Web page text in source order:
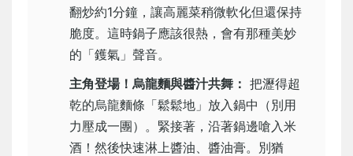
翻炒約1分鐘，讓高麗菜稍微軟化但還保持
脆度。這時鍋子應該很熱，會有那種美妙
的「鑊氣」聲音。
主角登場！烏龍麵與醬汁共舞： 把瀝得超
乾的烏龍麵條「鬆鬆地」放入鍋中（別用
力壓成一團）。緊接著，沿著鍋邊嗆入米
酒！然後快速淋上醬油、醬油膏。別猶